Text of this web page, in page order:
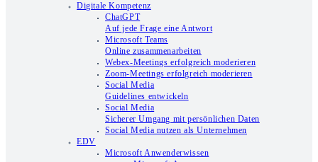
Digitale Kompetenz
ChatGPT
Auf jede Frage eine Antwort
Microsoft Teams
Online zusammenarbeiten
Webex-Meetings erfolgreich moderieren
Zoom-Meetings erfolgreich moderieren
Social Media
Guidelines entwickeln
Social Media
Sicherer Umgang mit persönlichen Daten
Social Media nutzen als Unternehmen
EDV
Microsoft Anwenderwissen